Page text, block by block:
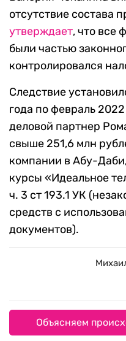
отсутствие состава
утверждает, что все
были частью
контролировался
Следствие
года по февраль
деловой партнер
свыше 251,6 млн
компании в Абу-
курсы «Идеальное
ч. 3 ст 193.1 УК
средств с
документов).
Объясняем